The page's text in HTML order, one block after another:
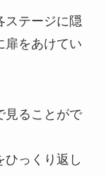
ステージに隠
扉をあけてい
見ることがで
ひっくり返し